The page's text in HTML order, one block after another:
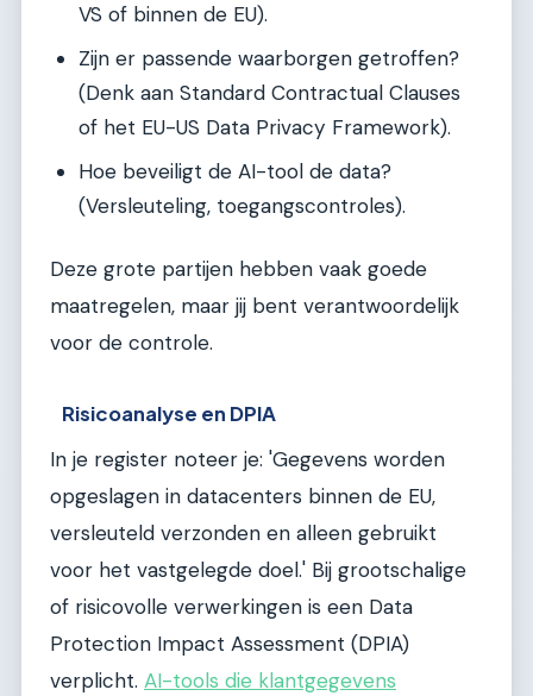
VS of binnen de EU).
Zijn er passende waarborgen getroffen?
(Denk aan Standard Contractual Clauses
of het EU-US Data Privacy Framework).
Hoe beveiligt de AI-tool de data?
(Versleuteling, toegangscontroles).
Deze grote partijen hebben vaak goede
maatregelen, maar jij bent verantwoordelijk
voor de controle.
Risicoanalyse en DPIA
In je register noteer je: 'Gegevens worden
opgeslagen in datacenters binnen de EU,
versleuteld verzonden en alleen gebruikt
voor het vastgelegde doel.' Bij grootschalige
of risicovolle verwerkingen is een Data
Protection Impact Assessment (DPIA)
verplicht. AI-tools die klantgegevens